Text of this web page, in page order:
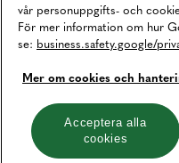
Betalningar
Cookies
Hantera cookies
vår personuppgifts- och
För mer information om hur
se: business.safety.google/
Mer om cookies och
Acceptera alla
cookies